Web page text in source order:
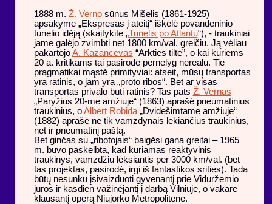
1888 m. Ž. Vernosūnus Mišelis (1861-1925)
apsakyme „Ekspresas į ateitį“ iškėlė povandeninio
tunelio idėją (skaitykite „Tunelis po Atlantu“), - traukiniai
jame galėjo zvimbti net 1800 km/val. greičiu. Ją vėliau
pakartojoA. Kazancevas “Arkties tilte”, o kai kuriems
20 a. kritikams tai pasirodė pernelyg nerealu. Tie
pragmatikai mąstė primityviai: atseit, mūsų transportas
yra ratinis, o jam yra „proto ribos“. Bet ar visas
transportas privalo būti ratinis? Tas pats Ž. Vernas
„Paryžius 20-me amžiuje“ (1863) aprašė pneumatinius
traukinius, oAlbert Robida„Dvidešimtame amžiuje“
(1882) aprašė ne tik vamzdynais lekiančius traukinius,
net ir pneumatinį paštą.
Bet ginčas su „ribotojais“ baigėsi gana greitai – 1965
m. buvo paskelbta, kad kuriamas reaktyvinis
traukinys, vamzdžiu lėksiantis per 3000 km/val. (bet
tas projektas, pasirodė, irgi iš fantastikos srities). Tada
būtų nesunku įsivaizduoti gyvenantį prie Viduržemio
jūros ir kasdien važinėjantį į darbą Vilniuje, o vakare
klausantį operą Niujorko Metropolitene.